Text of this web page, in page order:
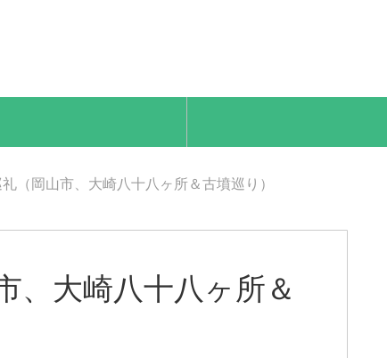
（岡山市、大崎八十八ヶ所＆古墳巡り）
、大崎八十八ヶ所＆